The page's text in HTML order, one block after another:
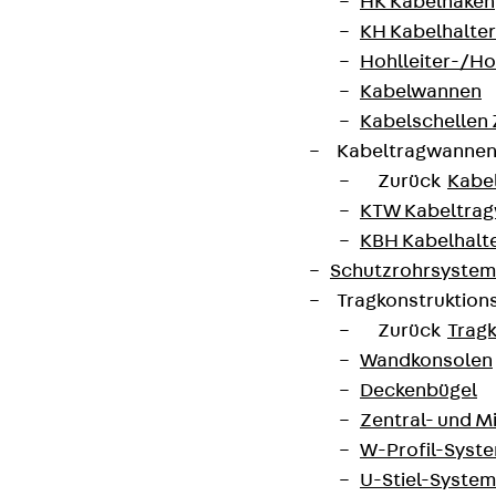
KH Kabelhalter
Hohlleiter-/
Kabelwannen
Kabelschellen
Zurück
KTW
KBH
Zurück
Wandkonsolen
Deckenbügel
Zentral- und
W-Profil-
U-Stiel-System
Produktneuheiten, Referenzen und aktuellen